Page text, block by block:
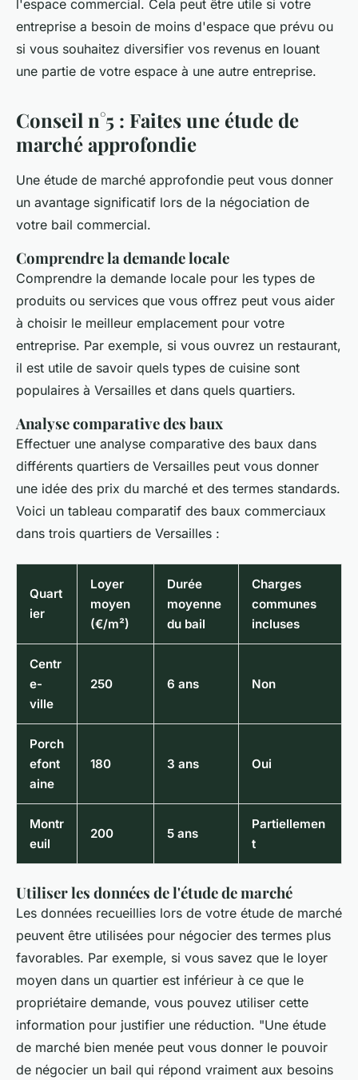
l'espace commercial. Cela peut être utile si votre
entreprise a besoin de moins d'espace que prévu ou
si vous souhaitez diversifier vos revenus en louant
une partie de votre espace à une autre entreprise.
Conseil n°5 : Faites une étude de
marché approfondie
Une étude de marché approfondie peut vous donner
un avantage significatif lors de la négociation de
votre bail commercial.
Comprendre la demande locale
Comprendre la demande locale pour les types de
produits ou services que vous offrez peut vous aider
à choisir le meilleur emplacement pour votre
entreprise. Par exemple, si vous ouvrez un restaurant,
il est utile de savoir quels types de cuisine sont
populaires à Versailles et dans quels quartiers.
Analyse comparative des baux
Effectuer une analyse comparative des baux dans
différents quartiers de Versailles peut vous donner
une idée des prix du marché et des termes standards.
Voici un tableau comparatif des baux commerciaux
dans trois quartiers de Versailles :
Quart
ier
Loyer
moyen
(€/m²)
Durée
moyenne
du bail
Charges
communes
incluses
Centr
e-
ville
250 6 ans Non
Porch
efont
aine
180 3 ans Oui
Montr
euil
200 5 ans
Partiellemen
t
Utiliser les données de l'étude de marché
Les données recueillies lors de votre étude de marché
peuvent être utilisées pour négocier des termes plus
favorables. Par exemple, si vous savez que le loyer
moyen dans un quartier est inférieur à ce que le
propriétaire demande, vous pouvez utiliser cette
information pour justifier une réduction. "Une étude
de marché bien menée peut vous donner le pouvoir
de négocier un bail qui répond vraiment aux besoins